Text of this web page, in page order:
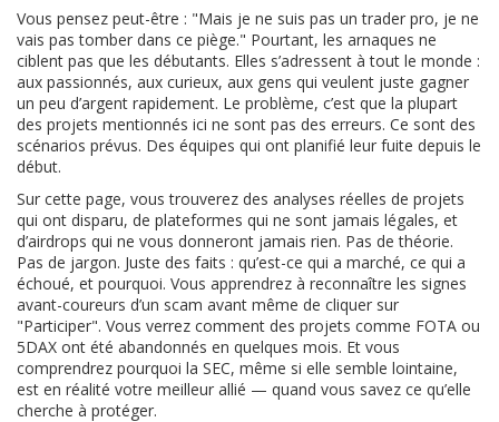
Vous pensez peut-être : "Mais je ne suis pas un trader pro, je ne
vais pas tomber dans ce piège." Pourtant, les arnaques ne
ciblent pas que les débutants. Elles s’adressent à tout le monde :
aux passionnés, aux curieux, aux gens qui veulent juste gagner
un peu d’argent rapidement. Le problème, c’est que la plupart
des projets mentionnés ici ne sont pas des erreurs. Ce sont des
scénarios prévus. Des équipes qui ont planifié leur fuite depuis le
début.
Sur cette page, vous trouverez des analyses réelles de projets
qui ont disparu, de plateformes qui ne sont jamais légales, et
d’airdrops qui ne vous donneront jamais rien. Pas de théorie.
Pas de jargon. Juste des faits : qu’est-ce qui a marché, ce qui a
échoué, et pourquoi. Vous apprendrez à reconnaître les signes
avant-coureurs d’un scam avant même de cliquer sur
"Participer". Vous verrez comment des projets comme FOTA ou
5DAX ont été abandonnés en quelques mois. Et vous
comprendrez pourquoi la SEC, même si elle semble lointaine,
est en réalité votre meilleur allié — quand vous savez ce qu’elle
cherche à protéger.